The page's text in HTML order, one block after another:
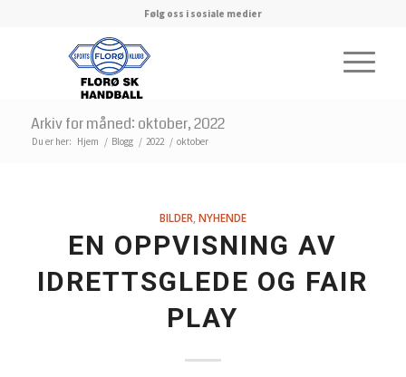
Følg oss i sosiale medier
Arkiv for måned: oktober, 2022
Du er her: Hjem / Blogg / 2022 / oktober
BILDER NYHENDE
EN OPPVISNING AV
IDRETTSGLEDE OG FAIR
PLAY